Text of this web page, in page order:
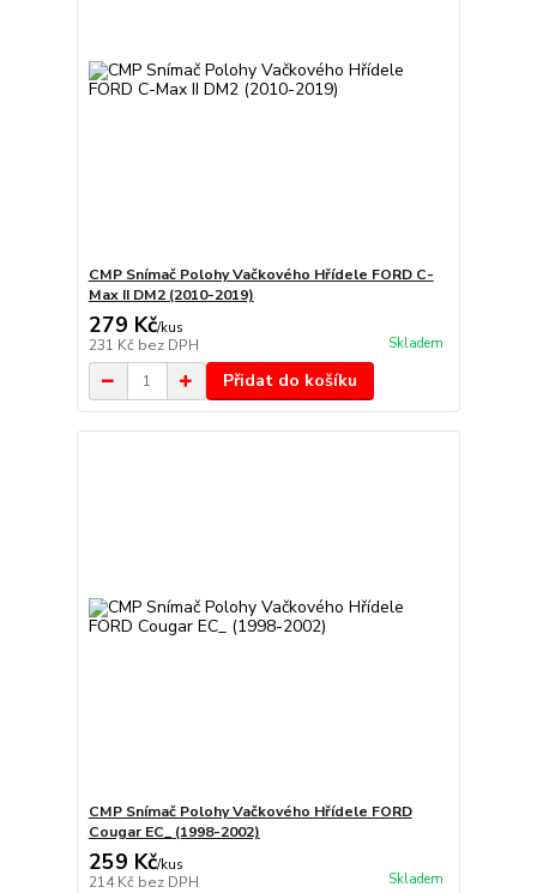
CMP Snímač Polohy Vačkového Hřídele FORD C-
Max II DM2 (2010-2019)
279 Kč/kus
231 Kč bez DPH Skladem
Přidat do košíku
CMP Snímač Polohy Vačkového Hřídele FORD
Cougar EC_ (1998-2002)
259 Kč/kus
214 Kč bez DPH Skladem